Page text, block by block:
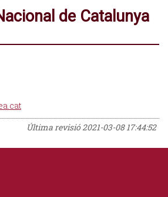
de Catalunya
Última revisió2021-03-08 17:44:52